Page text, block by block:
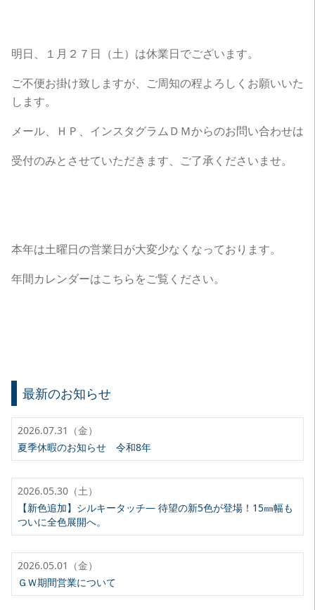
明日、１月２７日（土）は休業日でございます。
ご不便お掛け致しますが、ご周知の程よろしくお願いいた
します。
メール、ＨＰ、インスタグラムＤＭからのお問い合わせは
受付のみとさせていただきます、ご了承くださいませ。
本年は土曜日の営業日が大変少なくなっております。
年間カレンダーはこちらをご覧ください。
最新のお知らせ
2026.07.31（金）
夏季休暇のお知らせ 令和8年
2026.05.30（土）
【新色追加】シルキータッチ— 待望の新5色が登場！15㎜幅も
ついに全色展開へ。
2026.05.01（金）
ＧＷ期間営業について